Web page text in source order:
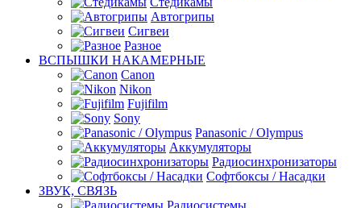
Автогрипы
Сигвеи
Разное
ВСПЫШКИ НАКАМЕРНЫЕ
Canon
Nikon
Fujifilm
Sony
Panasonic / Olympus
Аккумуляторы
Радиосинхронизаторы
Софтбоксы / Насадки
ЗВУК, СВЯЗЬ
Радиосистемы